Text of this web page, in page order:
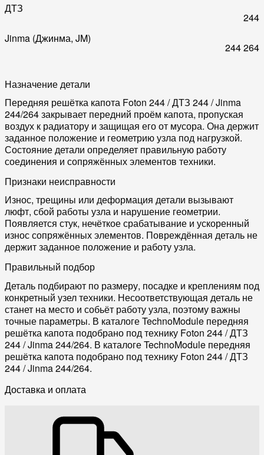
ДТЗ
244
Jinma (Джинма, JM)
244264
Назначение детали
Передняя решётка капота Foton 244 / ДТЗ 244 / Jinma
244/264 закрывает передний проём капота, пропуская
воздух к радиатору и защищая его от мусора. Она держит
заданное положение и геометрию узла под нагрузкой.
Состояние детали определяет правильную работу
соединения и сопряжённых элементов техники.
Признаки неисправности
Износ, трещины или деформация детали вызывают
люфт, сбой работы узла и нарушение геометрии.
Появляется стук, нечёткое срабатывание и ускоренный
износ сопряжённых элементов. Повреждённая деталь не
держит заданное положение и работу узла.
Правильный подбор
Деталь подбирают по размеру, посадке и креплениям под
конкретный узел техники. Несоответствующая деталь не
станет на место и собьёт работу узла, поэтому важны
точные параметры. В каталоге TechnoModule передняя
решётка капота подобрано под технику Foton 244 / ДТЗ
244 / Jinma 244/264. В каталоге TechnoModule передняя
решётка капота подобрано под технику Foton 244 / ДТЗ
244 / Jinma 244/264.
Доставка и оплата